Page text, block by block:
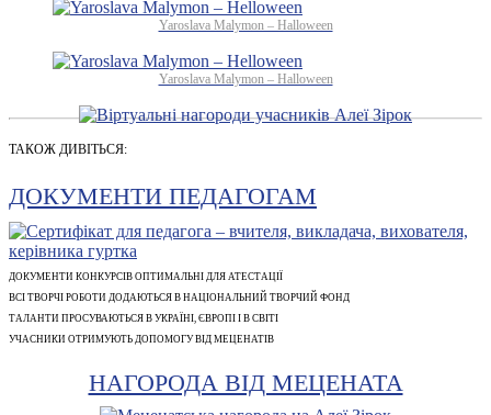
Yaroslava Malymon – Halloween
Yaroslava Malymon – Halloween
ТАКОЖ ДИВІТЬСЯ:
ДОКУМЕНТИ ПЕДАГОГАМ
ДОКУМЕНТИ КОНКУРСІВ ОПТИМАЛЬНІ ДЛЯ АТЕСТАЦІЇ
ВСІ ТВОРЧІ РОБОТИ ДОДАЮТЬСЯ В НАЦІОНАЛЬНИЙ ТВОРЧИЙ ФОНД
ТАЛАНТИ ПРОСУВАЮТЬСЯ В УКРАЇНІ, ЄВРОПІ І В СВІТІ
УЧАСНИКИ ОТРИМУЮТЬ ДОПОМОГУ ВІД МЕЦЕНАТІВ
НАГОРОДА ВІД МЕЦЕНАТА